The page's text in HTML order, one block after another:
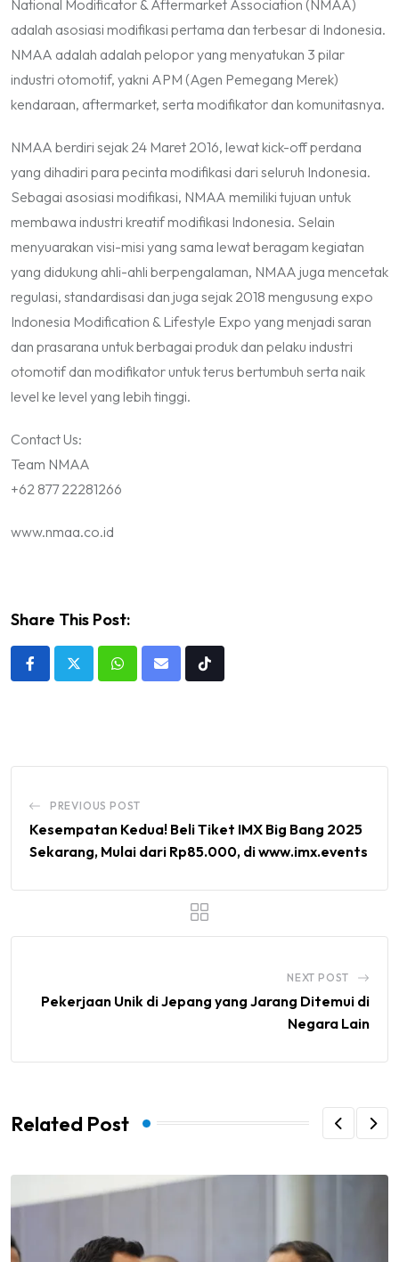
National Modificator & Aftermarket Association (NMAA)
adalah asosiasi modifikasi pertama dan terbesar di Indonesia.
NMAA adalah adalah pelopor yang menyatukan 3 pilar
industri otomotif, yakni APM (Agen Pemegang Merek)
kendaraan, aftermarket, serta modifikator dan komunitasnya.
NMAA berdiri sejak 24 Maret 2016, lewat kick-off perdana
yang dihadiri para pecinta modifikasi dari seluruh Indonesia.
Sebagai asosiasi modifikasi, NMAA memiliki tujuan untuk
membawa industri kreatif modifikasi Indonesia. Selain
menyuarakan visi-misi yang sama lewat beragam kegiatan
yang didukung ahli-ahli berpengalaman, NMAA juga mencetak
regulasi, standardisasi dan juga sejak 2018 mengusung expo
Indonesia Modification & Lifestyle Expo yang menjadi saran
dan prasarana untuk berbagai produk dan pelaku industri
otomotif dan modifikator untuk terus bertumbuh serta naik
level ke level yang lebih tinggi.
Contact Us:
Team NMAA
+62 877 22281266
www.nmaa.co.id
Share This Post:
Whatsapp
Share
Tiktok
PREVIOUS POST
Kesempatan Kedua! Beli Tiket IMX Big Bang 2025
Sekarang, Mulai dari Rp85.000, di www.imx.events
NEXT POST
Pekerjaan Unik di Jepang yang Jarang Ditemui di
Negara Lain
Related Post